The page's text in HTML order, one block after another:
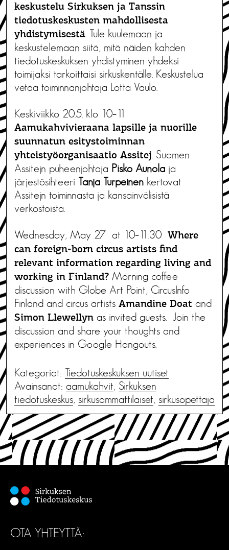
keskustelu Sirkuksen ja Tanssin
tiedotuskeskusten mahdollisesta
yhdistymisestä . Tule kuulemaan ja
keskustelemaan siitä, mitä näiden kahden
tiedotuskeskuksen yhdistyminen yhdeksi
toimijaksi tarkoittaisi sirkuskentälle. Keskustelua
vetää toiminnanjohtaja Lotta Vaulo.
Keskiviikko 20.5. klo 10–11
Aamukahvivieraana lapsille ja nuorille
suunnatun esitystoiminnan
yhteistyöorganisaatio Assitej . Suomen
Assitejn puheenjohtaja Pisko Aunola ja
järjestösihteeri Tanja Turpeinen kertovat
Assitejn toiminnasta ja kansainvälisistä
verkostoista.
Wednesday, May 27 at 10–11.30 Where
can foreign-born circus artists find
relevant information regarding living and
working in Finland? Morning coffee
discussion with Globe Art Point, CircusInfo
Finland and circus artists Amandine Doat and
Simon Llewellyn as invited guests. Join the
discussion and share your thoughts and
experiences in Google Hangouts.
Kategoriat: Tiedotus­keskuksen uutiset
Avainsanat: aamukahvit, Sirkuksen
tiedotuskeskus, sirkusammattilaiset, sirkusopettaja
OTA YHTEYTTÄ: